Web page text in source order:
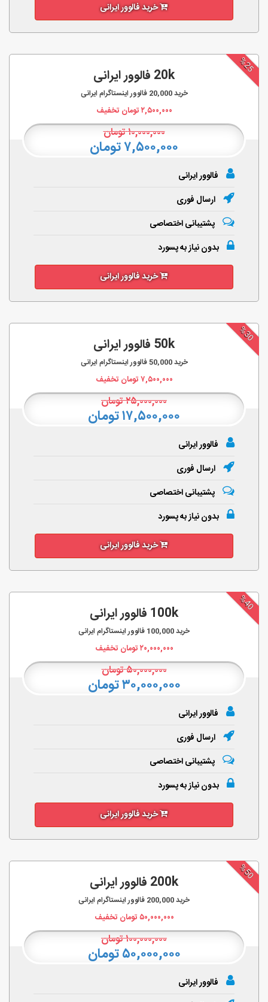
خرید فالوور ایرانی
%25
20k فالوور ایرانی
خرید20,000 فالوور اینستاگرام ایرانی
۲,۵۰۰,۰۰۰تومان تخفیف
۱۰,۰۰۰,۰۰۰تومان
۷,۵۰۰,۰۰۰ تومان
فالوور ایرانی
ارسال فوری
پشتیبانی اختصاصی
بدون نیاز به پسورد
خرید فالوور ایرانی
%30
50k فالوور ایرانی
خرید50,000فالوور اینستاگرام ایرانی
۷,۵۰۰,۰۰۰تومان تخفیف
۲۵,۰۰۰,۰۰۰تومان
۱۷,۵۰۰,۰۰۰ تومان
فالوور ایرانی
ارسال فوری
پشتیبانی اختصاصی
بدون نیاز به پسورد
خرید فالوور ایرانی
%40
100k فالوور ایرانی
خرید100,000 فالوور اینستاگرام ایرانی
۲۰,۰۰۰,۰۰۰تومان تخفیف
۵۰,۰۰۰,۰۰۰تومان
۳۰,۰۰۰,۰۰۰ تومان
فالوور ایرانی
ارسال فوری
پشتیبانی اختصاصی
بدون نیاز به پسورد
خرید فالوور ایرانی
%50
200k فالوور ایرانی
خرید200,000 فالوور اینستاگرام ایرانی
۵۰,۰۰۰,۰۰۰تومان تخفیف
۱۰۰,۰۰۰,۰۰۰تومان
۵۰,۰۰۰,۰۰۰ تومان
فالوور ایرانی